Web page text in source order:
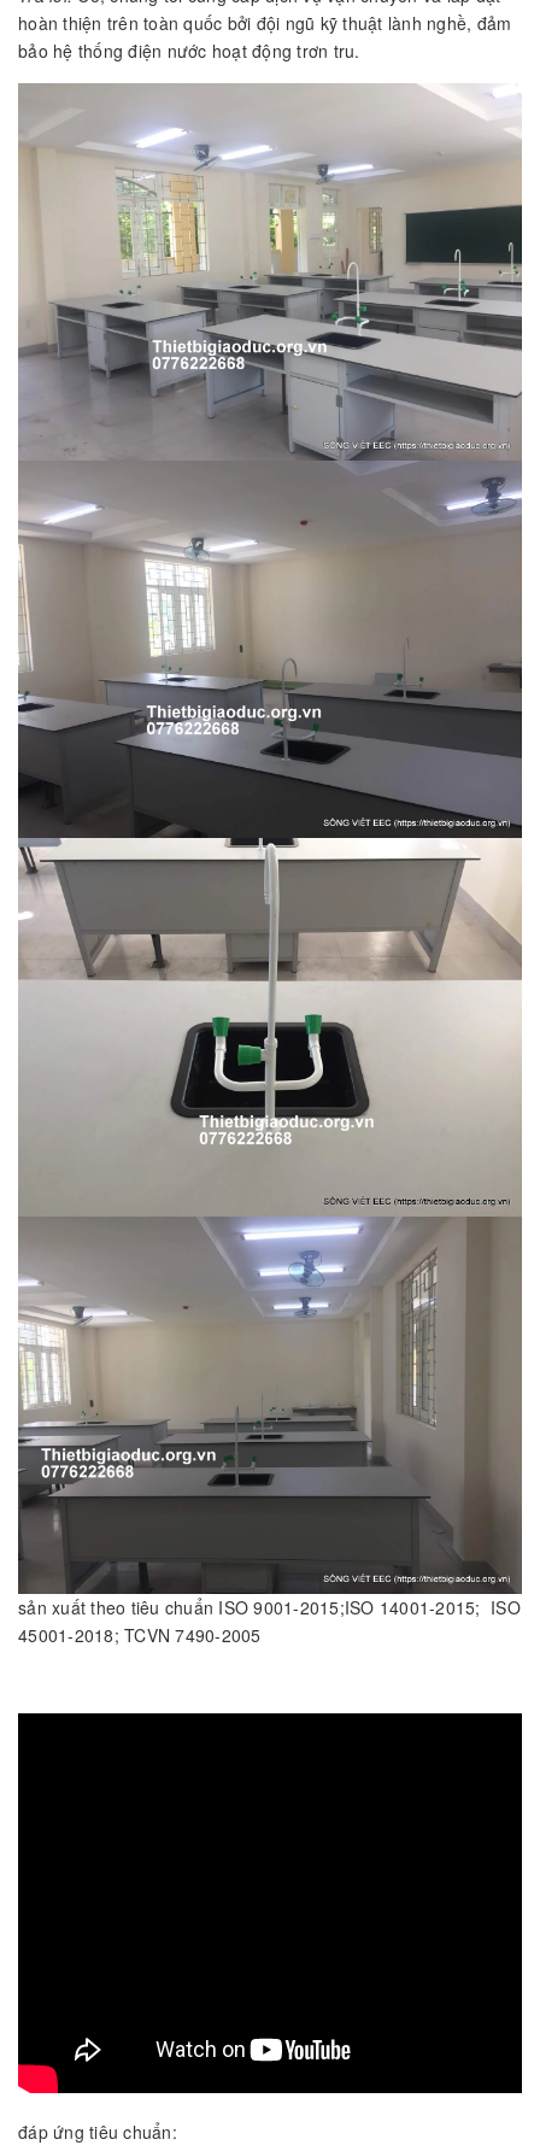
hoàn thiện trên toàn quốc bởi đội ngũ kỹ thuật lành nghề, đảm
bảo hệ thống điện nước hoạt động trơn tru.
sản xuất theo tiêu chuẩn ISO 9001-2015;ISO 14001-2015; ISO
45001-2018; TCVN 7490-2005
đáp ứng tiêu chuẩn: